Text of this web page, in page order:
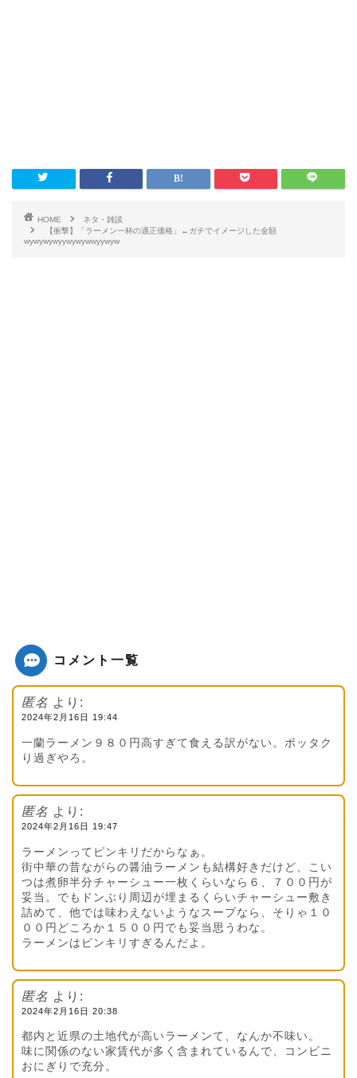
HOME
ネタ・雑談
【衝撃】「ラーメン一杯の適正価格」←ガチでイメージした金額
wywywywyywywywwyywyw
コメント一覧
匿名 より:
2024年2月16日 19:44
一蘭ラーメン９８０円高すぎて食える訳がない。ボッタク
り過ぎやろ。
匿名 より:
2024年2月16日 19:47
ラーメンってピンキリだからなぁ。
街中華の昔ながらの醤油ラーメンも結構好きだけど、こい
つは煮卵半分チャーシュー一枚くらいなら６、７００円が
妥当。でもドンぶり周辺が埋まるくらいチャーシュー敷き
詰めて、他では味わえないようなスープなら、そりゃ１０
００円どころか１５００円でも妥当思うわな。
ラーメンはピンキリすぎるんだよ。
匿名 より:
2024年2月16日 20:38
都内と近県の土地代が高いラーメンて、なんか不味い。
味に関係のない家賃代が多く含まれているんで、コンビニ
おにぎりで充分。